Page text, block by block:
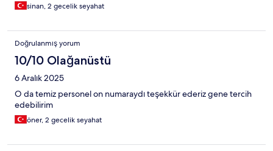
sinan, 2 gecelik seyahat
Doğrulanmış yorum
10/10 Olağanüstü
6 Aralık 2025
O da temiz personel on numaraydı teşekkür ederiz gene tercih
edebilirim
öner, 2 gecelik seyahat